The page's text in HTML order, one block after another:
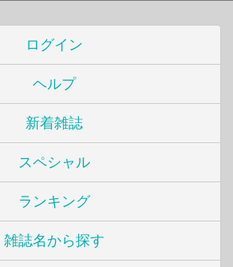
ログイン
ヘルプ
新着雑誌
スペシャル
ランキング
雑誌名から探す